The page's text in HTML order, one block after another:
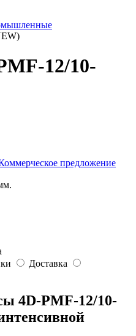
12/10-
предложение
Доставка
4D-PMF-12/10-